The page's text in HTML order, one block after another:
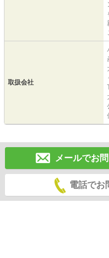
取扱会社
メールでお
電話でお